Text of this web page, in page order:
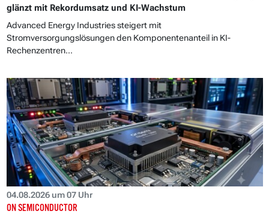
glänzt mit Rekordumsatz und KI-Wachstum
Advanced Energy Industries steigert mit
Stromversorgungslösungen den Komponentenanteil in KI-
Rechenzentren...
04.08.2026 um 07 Uhr
ON SEMICONDUCTOR